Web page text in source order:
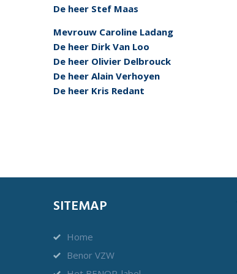
De heer Stef Maas
Mevrouw Caroline Ladang
De heer Dirk Van Loo
De heer Olivier Delbrouck
De heer Alain Verhoyen
De heer Kris Redant
SITEMAP
Home
Benor VZW